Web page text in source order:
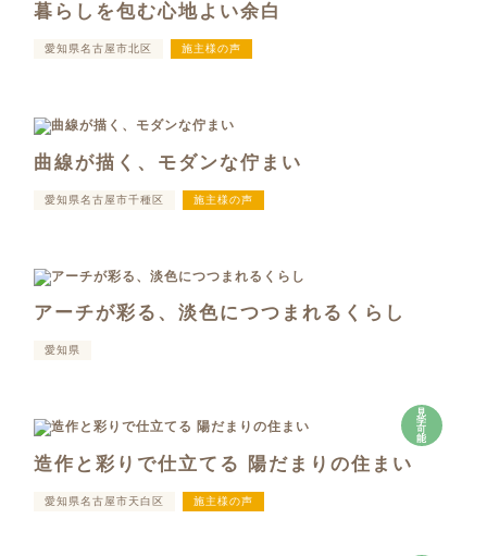
暮らしを包む心地よい余白
愛知県名古屋市北区 施主様の声
曲線が描く、モダンな佇まい
愛知県名古屋市千種区 施主様の声
アーチが彩る、淡色につつまれるくらし
愛知県
見
学
可
能
造作と彩りで仕立てる 陽だまりの住まい
愛知県名古屋市天白区 施主様の声